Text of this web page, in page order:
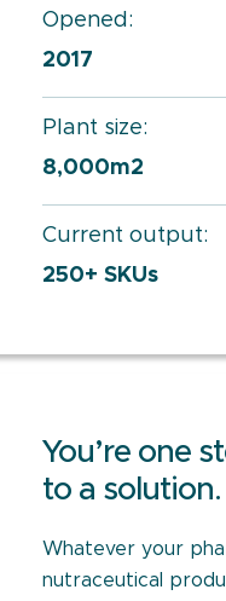
Opened:
2017
Plant size:
8,000m2
Current output:
250+ SKUs
You’re one
to a solution.
Whatever your
nutraceutical